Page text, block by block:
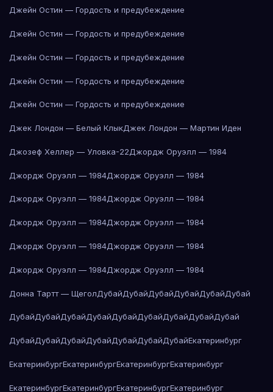
Джейн Остин — Гордость и предубеждение
Джейн Остин — Гордость и предубеждение
Джейн Остин — Гордость и предубеждение
Джейн Остин — Гордость и предубеждение
Джейн Остин — Гордость и предубеждение
Джек Лондон — Белый КлыкДжек Лондон — Мартин Иден
Джозеф Хеллер — Уловка-22Джордж Оруэлл — 1984
Джордж Оруэлл — 1984Джордж Оруэлл — 1984
Джордж Оруэлл — 1984Джордж Оруэлл — 1984
Джордж Оруэлл — 1984Джордж Оруэлл — 1984
Джордж Оруэлл — 1984Джордж Оруэлл — 1984
Джордж Оруэлл — 1984Джордж Оруэлл — 1984
Донна Тартт — ЩеголДубайДубайДубайДубайДубайДубай
ДубайДубайДубайДубайДубайДубайДубайДубайДубай
ДубайДубайДубайДубайДубайДубайДубайЕкатеринбург
ЕкатеринбургЕкатеринбургЕкатеринбургЕкатеринбург
ЕкатеринбургЕкатеринбургЕкатеринбургЕкатеринбург